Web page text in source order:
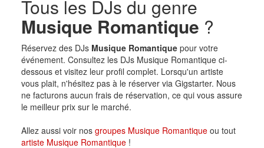
Tous les DJs du genre
Musique Romantique ?
Réservez des DJs Musique Romantiquepour votre
événement. Consultez les DJs Musique Romantique ci-
dessous et visitez leur profil complet. Lorsqu'un artiste
vous plait, n'hésitez pas à le réserver via Gigstarter. Nous
ne facturons aucun frais de réservation, ce qui vous assure
le meilleur prix sur le marché.
Allez aussi voir nos groupes Musique Romantiqueou tout
artiste Musique Romantique!